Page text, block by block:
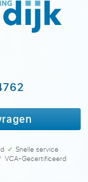
✓ Snelle service
✓ VCA-Gecertificeerd